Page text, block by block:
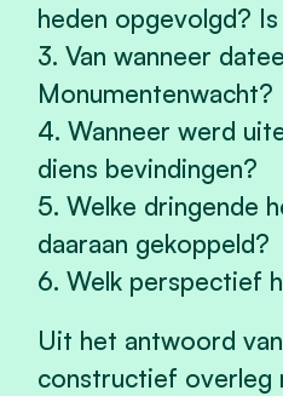
heden opgevolgd?
3. Van wanneer
Monumentenwacht?
4. Wanneer werd
diens bevindingen?
5. Welke dringende
daaraan gekoppeld?
6. Welk perspectief
Uit het antwoord
constructief overleg